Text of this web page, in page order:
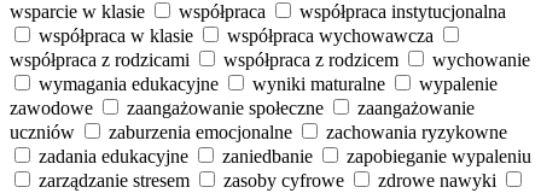
wsparcie w klasie
współpraca
współpraca instytucjonalna
współpraca w klasie
współpraca wychowawcza
współpraca z rodzicami
współpraca z rodzicem
wychowanie
wymagania edukacyjne
wyniki maturalne
wypalenie
zawodowe
zaangażowanie społeczne
zaangażowanie
uczniów
zaburzenia emocjonalne
zachowania ryzykowne
zadania edukacyjne
zaniedbanie
zapobieganie wypaleniu
zarządzanie stresem
zasoby cyfrowe
zdrowe nawyki